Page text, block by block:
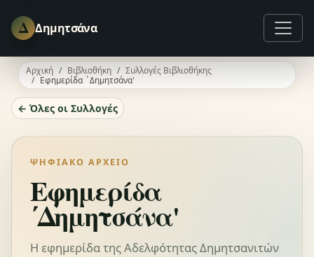
Δ Δημητσάνα
Αρχική Βιβλιοθήκη
Συλλογές Βιβλιοθήκης
Εφημερίδα ΄Δημητσάνα'
← Όλες οι Συλλογές
ΨΗΦΙΑΚΌ ΑΡΧΕΊΟ
Εφημερίδα
΄Δημητσάνα'
Η εφημερίδα της Αδελφότητας Δημητσανιτών